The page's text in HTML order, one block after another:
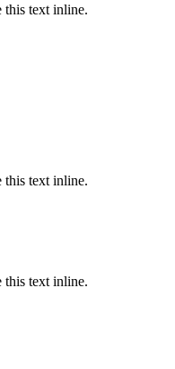
this text inline.
this text inline.
this text inline.